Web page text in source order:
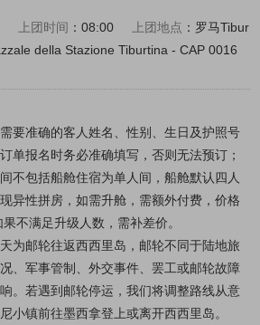
上团时间 ：08:00 上团地点 ：罗马Tibur
della Stazione Tiburtina - CAP 0016
要准确的客人姓名、性别、生日及护照号
单报名时务必准确填写，否则无法预订；
不包括船舱住宿为单人间，船舱默认四人
异性拼房，如需升舱，需额外付费，价格
不满足升级人数，需补差价。
为邮轮往返西西里岛，邮轮不同于陆地旅
、军事管制、外交事件、罢工或邮轮故障
。若遇到邮轮停运，我们将调整路线从意
小镇前往墨西拿登上或离开西西里岛。